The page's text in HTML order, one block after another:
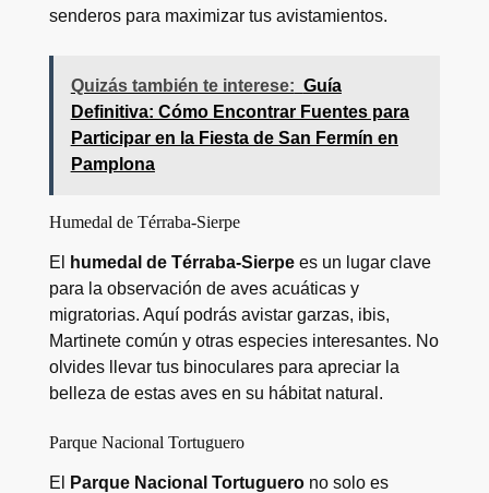
senderos para maximizar tus avistamientos.
Quizás también te interese: Guía
Definitiva: Cómo Encontrar Fuentes para
Participar en la Fiesta de San Fermín en
Pamplona
Humedal de Térraba-Sierpe
El humedal de Térraba-Sierpees un lugar clave
para la observación de aves acuáticas y
migratorias. Aquí podrás avistar garzas, ibis,
Martinete común y otras especies interesantes. No
olvides llevar tus binoculares para apreciar la
belleza de estas aves en su hábitat natural.
Parque Nacional Tortuguero
El Parque Nacional Tortuguerono solo es